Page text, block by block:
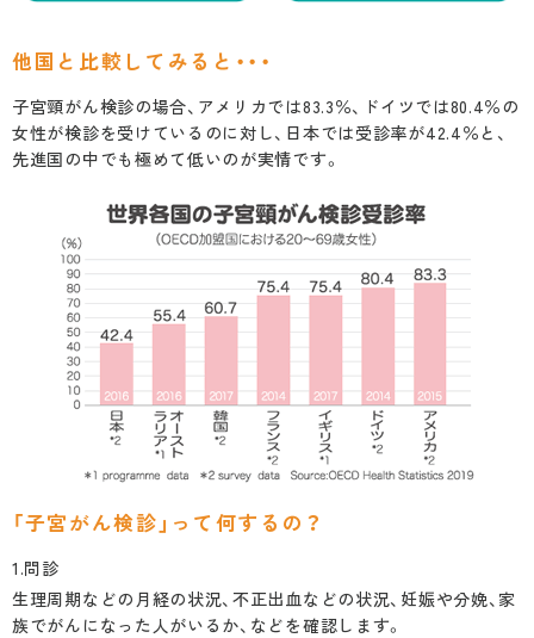
他国と比較してみると・・・
子宮頸がん検診の場合、アメリカでは83.3％、ドイツでは80.4％の
女性が検診を受けているのに対し、日本では受診率が42.4％と、
先進国の中でも極めて低いのが実情です。
「子宮がん検診」って何するの？
1.問診
生理周期などの月経の状況、不正出血などの状況、妊娠や分娩、家
族でがんになった人がいるか、などを確認します。